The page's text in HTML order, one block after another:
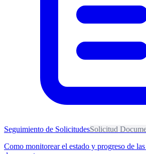
Seguimiento de SolicitudesSolicitud
Como monitorear el estado y progreso de